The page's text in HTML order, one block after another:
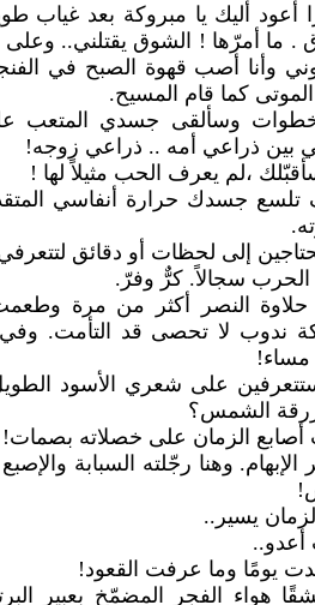
أعود أليك يا مبروكة بعد غياب
. ما أمرّها ! الشوق يقتلني..
وأنا أصب قهوة الصبح في
كما قام المسيح.
وسألقى جسدي المتعب
بين ذراعي أمه .. ذراعي زوجه!
،لم يعرف الحب مثيلاً لها !
جسدك حرارة أنفاسي
إلى لحظات أو دقائق
سجالاً. كرٌّ وفرّ.
النصر أكثر من مرة
ندوب لا تحصى قد التأمت.
مساء!
على شعري الأسود
زرقة الشمس؟
الزمان على خصلاته بصمات!
الإبهام. وهنا رجّلته السبابة
يسير..
أعدو..
يومًا وما عرفت القعود!
هواء الفجر المضمّخ بعبير